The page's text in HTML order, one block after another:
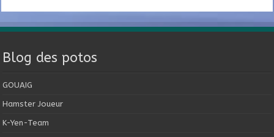
Blog des potos
GOUAIG
Hamster Joueur
K-Yen-Team